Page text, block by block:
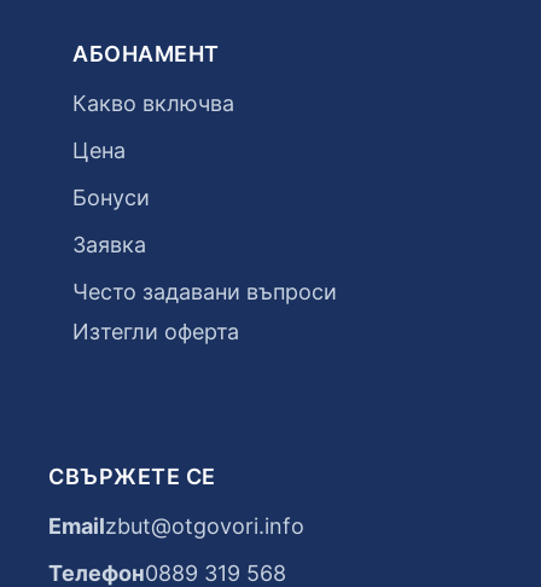
АБОНАМЕНТ
Какво включва
Цена
Бонуси
Заявка
Често задавани въпроси
Изтегли оферта
СВЪРЖЕТЕ СЕ
Emailzbut@otgovori.info
Телефон0889 319 568